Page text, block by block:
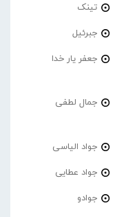
تینک
جبرئیل
جعفر یار خدا
جمال لطفی
جواد الیاسی
جواد عطایی
جوادو